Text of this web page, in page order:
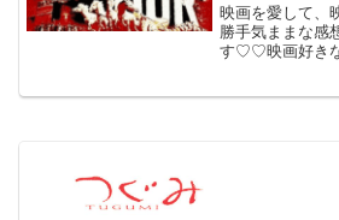
映画を愛して、
勝手気ままな感
す♡♡映画好きな